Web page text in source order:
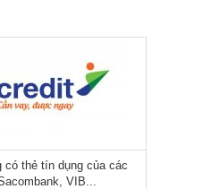
có thẻ tín dụng của các
VIB...